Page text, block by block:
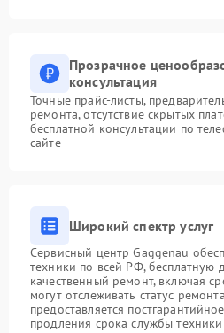
Прозрачное
консультация
Точные прайс-листы,
ремонта, отсутствие скрытых
бесплатной консультации по
сайте
Широкий спектр услуг
Сервисный центр Gaggenau
техники по всей РФ, бесплатную
качественный ремонт, включая
могут отслеживать статус
предоставляется
продления срока службы техники